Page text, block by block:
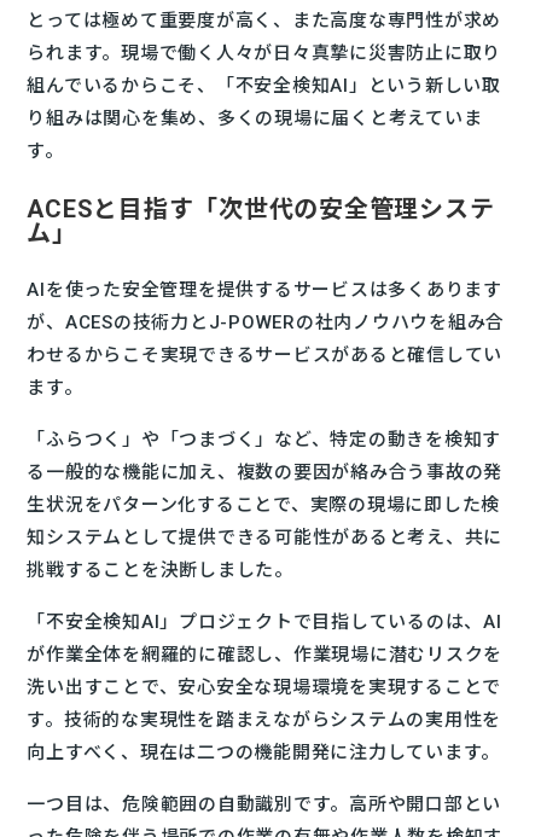
とっては極めて重要度が高く、また高度な専門性が求め
られます。現場で働く人々が日々真摯に災害防止に取り
組んでいるからこそ、「不安全検知AI」という新しい取
り組みは関心を集め、多くの現場に届くと考えていま
す。
ACESと目指す「次世代の安全管理システ
ム」
AIを使った安全管理を提供するサービスは多くあります
が、ACESの技術力とJ-POWERの社内ノウハウを組み合
わせるからこそ実現できるサービスがあると確信してい
ます。
「ふらつく」や「つまづく」など、特定の動きを検知す
る一般的な機能に加え、複数の要因が絡み合う事故の発
生状況をパターン化することで、実際の現場に即した検
知システムとして提供できる可能性があると考え、共に
挑戦することを決断しました。
「不安全検知AI」プロジェクトで目指しているのは、AI
が作業全体を網羅的に確認し、作業現場に潜むリスクを
洗い出すことで、安心安全な現場環境を実現することで
す。技術的な実現性を踏まえながらシステムの実用性を
向上すべく、現在は二つの機能開発に注力しています。
一つ目は、危険範囲の自動識別です。高所や開口部とい